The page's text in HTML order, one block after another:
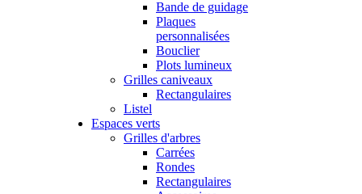
Bande de guidage
Plaques
personnalisées
Bouclier
Plots lumineux
Grilles caniveaux
Rectangulaires
Listel
Espaces verts
Grilles d'arbres
Carrées
Rondes
Rectangulaires